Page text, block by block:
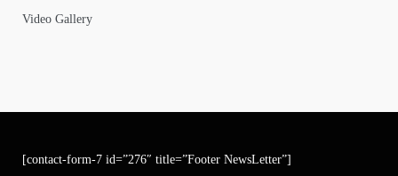
Video Gallery
[contact-form-7 id=”276″ title=”Footer NewsLetter”]